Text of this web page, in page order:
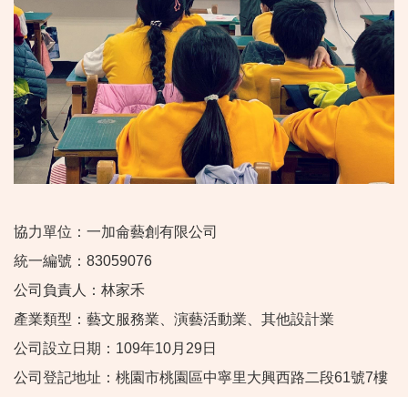
協力單位：一加侖藝創有限公司
統一編號：83059076
公司負責人：林家禾
產業類型：藝文服務業、演藝活動業、其他設計業
公司設立日期：109年10月29日
公司登記地址：桃園市桃園區中寧里大興西路二段61號7樓